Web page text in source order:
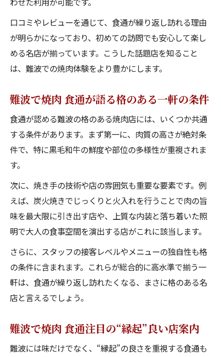
口コミやレビューを通じて、食通が繰り返し訪れる理由
が明らかになっており、初めての訪問でも安心して楽し
める名店が揃っています。こうした話題店を知ること
は、難波での焼肉体験をより豊かにします。
難波で焼肉 食通が語る格のある一軒の条件
食通が認める難波の格のある焼肉店には、いくつか共通
する条件があります。まず第一に、肉質の高さが絶対条
件で、特に黒毛和牛の鮮度や部位の多様性が重視されま
す。
次に、焼き手の技術や店の雰囲気も重要な要素です。例
えば、炭火焼きでじっくりと火入れを行うことで肉の旨
味を最大限に引き出す店や、上質な内装と落ち着いた照
明で大人の食事空間を演出する店がこれに該当します。
さらに、スタッフの接客レベルやメニューの独自性も格
の条件に含まれます。これらが総合的に高水準で揃う一
軒は、食通が繰り返し訪れたくなる、まさに格のある名
店と言えるでしょう。
難波で焼肉 食通注目の“縁起”良い店案内
難波には味だけでなく、“縁起”の良さを重視する食通も